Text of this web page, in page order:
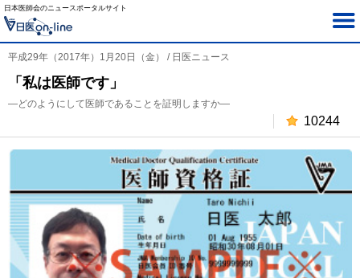
日本医師会のニュースポータルサイト
平成29年（2017年）1月20日（金） / 日医ニュース
「私は医師です」
―どのようにして医師であることを証明しますか―
10244